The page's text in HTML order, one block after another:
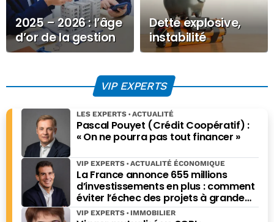
2025 – 2026 : l’âge
d’or de la gestion
locative ?
Dette explosive,
instabilité
politique : quel
l’épargne des
Français ?
VIP EXPERTS
Pascal Pouyet (Crédit Coopératif) :
« On ne pourra pas tout financer »
LES EXPERTS ACTUALITÉ
La France annonce 655 millions
d’investissements en plus : comment
éviter l’échec des projets à grande
échelle ?
VIP EXPERTS ACTUALITÉ ÉCONOMIQUE
VIP EXPERTS IMMOBILIER